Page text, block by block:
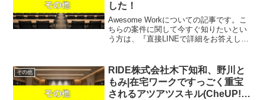
した！
Awesome Workについての記事です。こ
ちらの案件に関して今すぐ知りたいとい
う方は、『直接LINEで詳細をお答えしま
自分が実際にやっていて、稼げている案
件を無料で...
その他
RIDE株式会社木下知和、野川と
もみ|在宅ワークですっごく重宝
されるアツアツスキル(CheUP!)